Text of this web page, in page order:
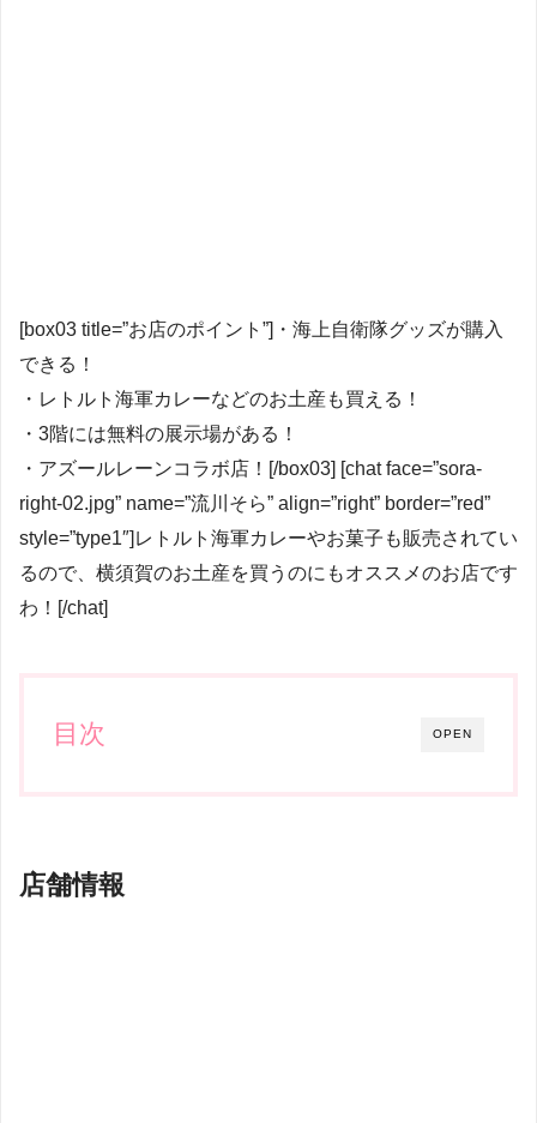
[box03 title=”お店のポイント”]・海上自衛隊グッズが購入
できる！
・レトルト海軍カレーなどのお土産も買える！
・3階には無料の展示場がある！
・アズールレーンコラボ店！[/box03] [chat face=”sora-
right-02.jpg” name=”流川そら” align=”right” border=”red”
style=”type1″]レトルト海軍カレーやお菓子も販売されてい
るので、横須賀のお土産を買うのにもオススメのお店です
わ！[/chat]
OPEN
目次
店舗情報